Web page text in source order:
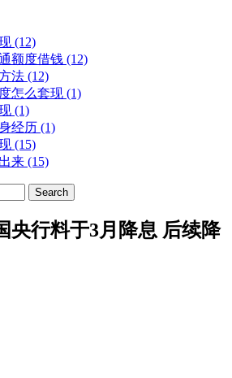
(12)
额度借钱 (12)
法 (12)
怎么套现 (1)
(1)
经历 (1)
(15)
来 (15)
Search
央行料于3月降息 后续降